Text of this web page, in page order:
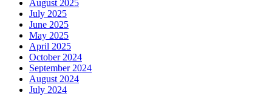
August 2025
July 2025
June 2025
May 2025
April 2025
October 2024
September 2024
August 2024
July 2024